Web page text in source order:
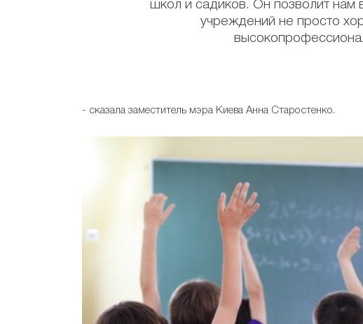
школ и садиков. Он позволит нам
учреждений не просто
- сказала заместитель мэра Киева Анна Старостенко.